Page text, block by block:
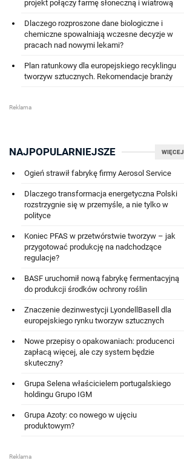
projekt połączy farmę słoneczną i wiatrową
Dlaczego rozproszone dane biologiczne i
chemiczne spowalniają wczesne decyzje w
pracach nad nowymi lekami?
Plan ratunkowy dla europejskiego recyklingu
tworzyw sztucznych. Rekomendacje branży
WIĘCEJ
NAJPOPULARNIEJSZE
Ogień strawił fabrykę firmy Aerosol Service
Dlaczego transformacja energetyczna Polski
rozstrzygnie się w przemyśle, a nie tylko w
polityce
Koniec PFAS w przetwórstwie tworzyw – jak
przygotować produkcję na nadchodzące
regulacje?
BASF uruchomił nową fabrykę fermentacyjną
do produkcji środków ochrony roślin
Znaczenie dezinwestycji LyondellBasell dla
europejskiego rynku tworzyw sztucznych
Nowe przepisy o opakowaniach: producenci
zapłacą więcej, ale czy system będzie
skuteczny?
Grupa Selena właścicielem portugalskiego
holdingu Grupo IGM
Grupa Azoty: co nowego w ujęciu
produktowym?